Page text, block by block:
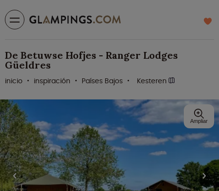
De Betuwse Hofjes - Ranger Lodges
Güeldres
inicio inspiración Países Bajos Kesteren
Ampliar